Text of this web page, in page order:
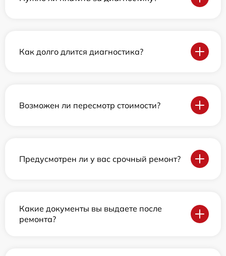
Как долго длится диагностика?
Возможен ли пересмотр стоимости?
Предусмотрен ли у вас срочный ремонт?
Какие документы вы выдаете после
ремонта?